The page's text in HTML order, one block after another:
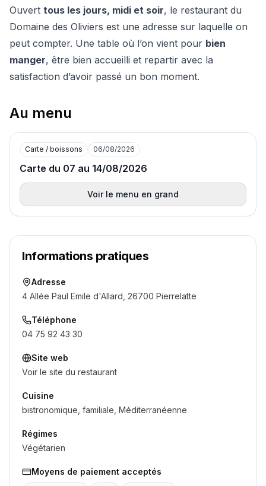
Ouvert tous les jours, midi et soir, le restaurant du
Domaine des Oliviers est une adresse sur laquelle on
peut compter. Une table où l’on vient pour bien
manger, être bien accueilli et repartir avec la
satisfaction d’avoir passé un bon moment.
Au menu
Carte / boissons 06/08/2026
Carte du 07 au 14/08/2026
Voir le menu en grand
Informations pratiques
Adresse
4 Allée Paul Emile d'Allard, 26700 Pierrelatte
Téléphone
04 75 92 43 30
Site web
Voir le site du restaurant
Cuisine
bistronomique, familiale, Méditerranéenne
Régimes
Végétarien
Moyens de paiement acceptés